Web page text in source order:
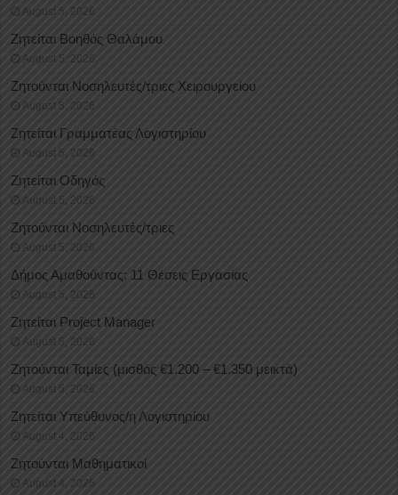
August 5, 2026
Ζητείται Βοηθός Θαλάμου
August 5, 2026
Ζητούνται Νοσηλευτές/τριες Χειρουργείου
August 5, 2026
Ζητείται Γραμματέας Λογιστηρίου
August 5, 2026
Ζητείται Οδηγός
August 5, 2026
Ζητούνται Νοσηλευτές/τριες
August 5, 2026
Δήμος Αμαθούντας: 11 Θέσεις Εργασίας
August 5, 2026
Ζητείται Project Manager
August 5, 2026
Ζητούνται Ταμίες (μισθός €1.200 – €1.350 μεικτά)
August 5, 2026
Ζητείται Υπεύθυνος/η Λογιστηρίου
August 4, 2026
Ζητούνται Μαθηματικοί
August 4, 2026